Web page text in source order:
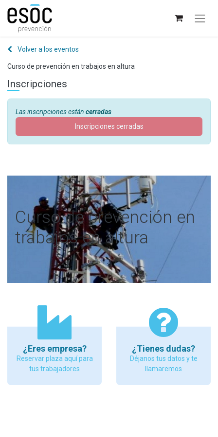
Volver a los eventos
Curso de prevención en trabajos en altura
Inscripciones
Las inscripciones están cerradas
Inscripciones cerradas
Curso de prevención en
trabajos en altura
¿Eres empresa?
Reservar plaza aquí para
tus trabajadores
¿Tienes dudas?
Déjanos tus datos y te
llamaremos